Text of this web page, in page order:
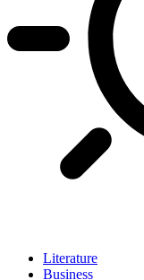
Literature
Business